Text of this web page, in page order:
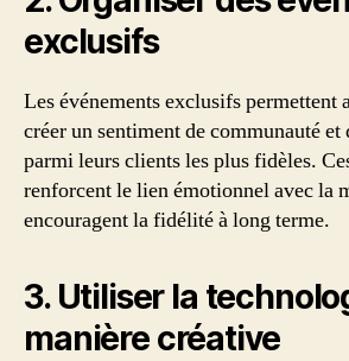
exclusifs
Les événements exclusifs permettent
créer un sentiment de communauté et
parmi leurs clients les plus fidèles.
renforcent le lien émotionnel avec la
encouragent la fidélité à long terme.
3. Utiliser la
manière créative